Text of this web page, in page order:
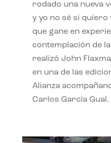
rodado una nueva
y yo no sé si quiero
que gane en
contemplación de
realizó John
en una de las
Alianza
Carlos García Gual.